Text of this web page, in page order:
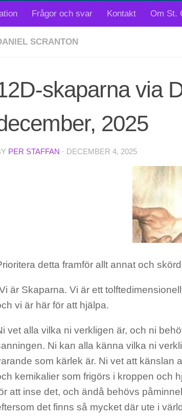
Frågor och svar Kontakt Om St.
SCRANTON
skaparna via
2025
PER STAFFAN · DECEMBER 4, 2025
detta framför allt annat och
är Skaparna. Vi är ett
vi är här för att hjälpa.
vet alla vilka ni verkligen är, och ni
Ni kan alla känna vilka ni
som kärlek är. Ni vet att känslan
kemikalier som frigörs i kroppen och
att inse det, och ändå behövs
det finns så mycket där ute i